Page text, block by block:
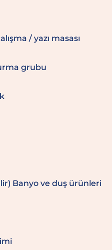
/ yazı masası
grubu
Banyo ve duş ürünleri